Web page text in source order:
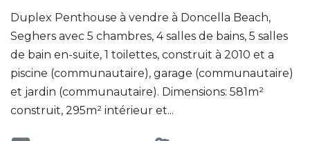
Duplex Penthouse à vendre à Doncella Beach,
Seghers avec 5 chambres, 4 salles de bains, 5 salles
de bain en-suite, 1 toilettes, construit à 2010 et a
piscine (communautaire), garage (communautaire)
et jardin (communautaire). Dimensions: 581m²
construit, 295m² intérieur et...